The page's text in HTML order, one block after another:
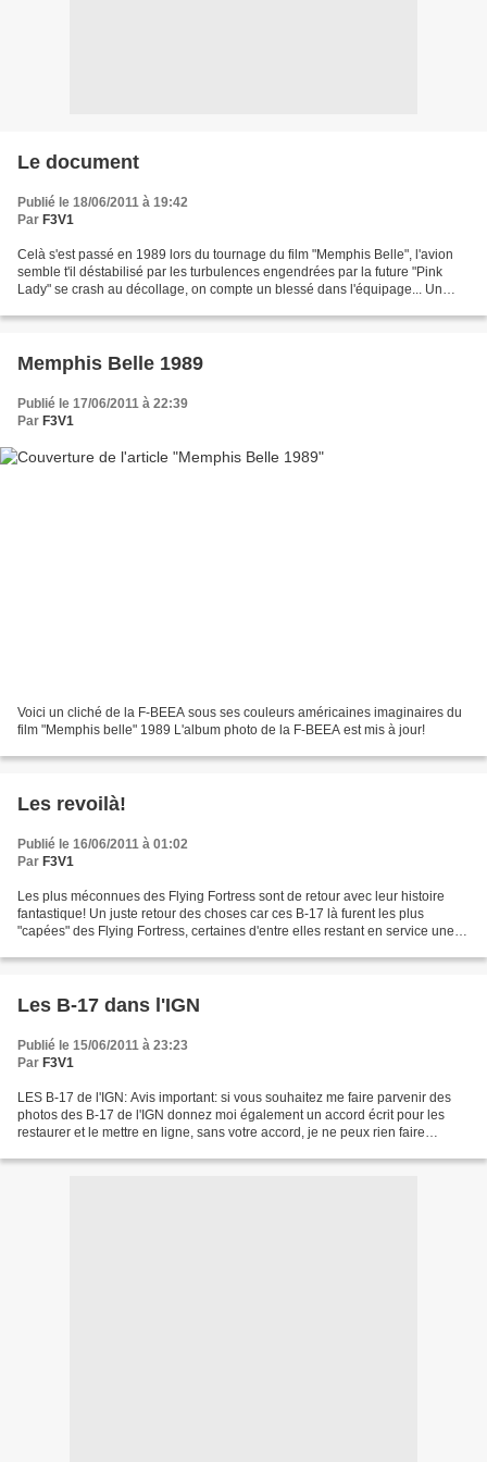
Le document
Publié le 18/06/2011 à 19:42
Par F3V1
Celà s'est passé en 1989 lors du tournage du film "Memphis Belle", l'avion
semble t'il déstabilisé par les turbulences engendrées par la future "Pink
Lady" se crash au décollage, on compte un blessé dans l'équipage... Un
Memphis Belle 1989
Publié le 17/06/2011 à 22:39
Par F3V1
Voici un cliché de la F-BEEA sous ses couleurs américaines imaginaires du
film "Memphis belle" 1989 L'album photo de la F-BEEA est mis à jour!
Les revoilà!
Publié le 16/06/2011 à 01:02
Par F3V1
Les plus méconnues des Flying Fortress sont de retour avec leur histoire
fantastique! Un juste retour des choses car ces B-17 là furent les plus
"capées" des Flying Fortress, certaines d'entre elles restant en service une
Les B-17 dans l'IGN
Publié le 15/06/2011 à 23:23
Par F3V1
LES B-17 de l'IGN: Avis important: si vous souhaitez me faire parvenir des
photos des B-17 de l'IGN donnez moi également un accord écrit pour les
restaurer et le mettre en ligne, sans votre accord, je ne peux rien faire